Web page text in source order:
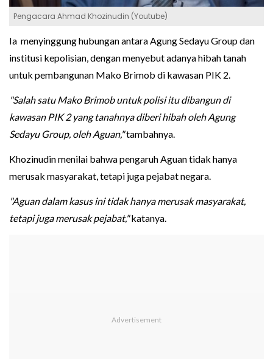
Pengacara Ahmad Khozinudin (Youtube)
Ia menyinggung hubungan antara Agung Sedayu Group dan
institusi kepolisian, dengan menyebut adanya hibah tanah
untuk pembangunan Mako Brimob di kawasan PIK 2.
"Salah satu Mako Brimob untuk polisi itu dibangun di
kawasan PIK 2 yang tanahnya diberi hibah oleh Agung
Sedayu Group, oleh Aguan,"tambahnya.
Khozinudin menilai bahwa pengaruh Aguan tidak hanya
merusak masyarakat, tetapi juga pejabat negara.
"Aguan dalam kasus ini tidak hanya merusak masyarakat,
tetapi juga merusak pejabat,"katanya.